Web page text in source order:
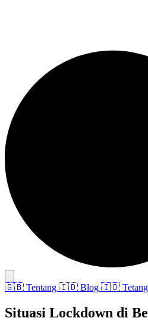
🇬🇧 Tentang 🇮🇩 Blog 🇮🇩
Situasi Lockdown di